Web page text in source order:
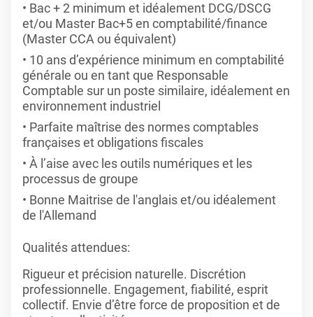
Bac + 2 minimum et idéalement DCG/DSCG
et/ou Master Bac+5 en comptabilité/finance
(Master CCA ou équivalent)
10 ans d’expérience minimum en comptabilité
générale ou en tant que Responsable
Comptable sur un poste similaire, idéalement en
environnement industriel
Parfaite maîtrise des normes comptables
françaises et obligations fiscales
À l’aise avec les outils numériques et les
processus de groupe
Bonne Maitrise de l'anglais et/ou idéalement
de l'Allemand
Qualités attendues:
Rigueur et précision naturelle. Discrétion
professionnelle. Engagement, fiabilité, esprit
collectif. Envie d’être force de proposition et de